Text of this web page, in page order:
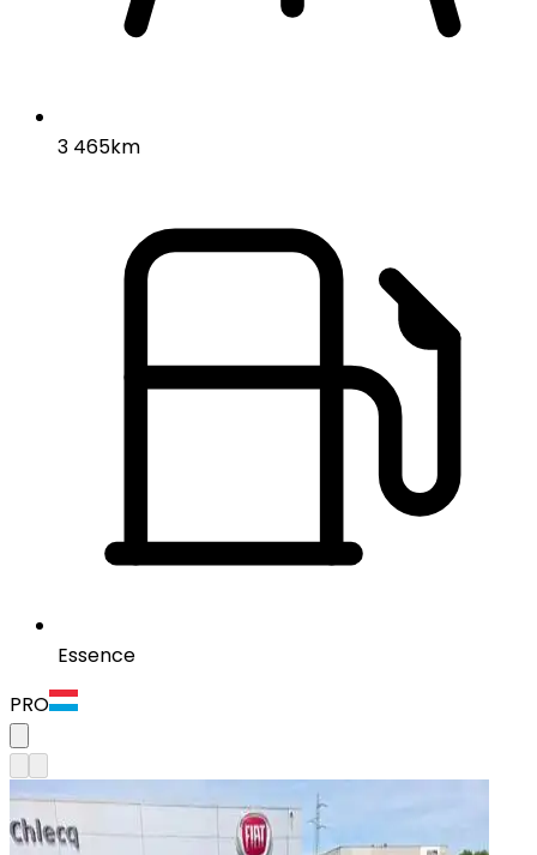
3 465km
Essence
PRO